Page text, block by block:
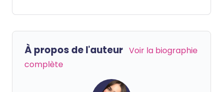
l'emploi, c'est un excellent allié pour
favoriser une peau saine. Mais qu'est-ce
qui rend exactement cette succulente
verte si bénéfique pour notre teint ?
À propos de l'auteur Voir la biographie
complète